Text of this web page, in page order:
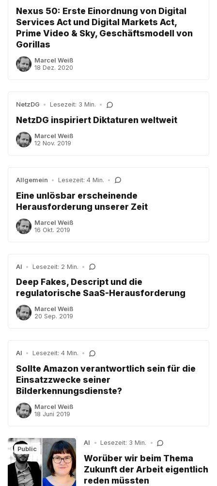
Nexus 50: Erste Einordnung von Digital
Services Act und Digital Markets Act,
Prime Video & Sky, Geschäftsmodell von
Gorillas
Marcel Weiß
18 Dez. 2020
NetzDG • Lesezeit: 3 Min. •
NetzDG inspiriert Diktaturen weltweit
Marcel Weiß
12 Nov. 2019
Allgemein • Lesezeit: 4 Min. •
Eine unlösbar erscheinende
Herausforderung unserer Zeit
Marcel Weiß
16 Okt. 2019
AI • Lesezeit: 2 Min. •
Deep Fakes, Descript und die
regulatorische SaaS-Herausforderung
Marcel Weiß
20 Sep. 2019
AI • Lesezeit: 4 Min. •
Sollte Amazon verantwortlich sein für die
Einsatzzwecke seiner
Bilderkennungsdienste?
Marcel Weiß
18 Juni 2019
Public
AI • Lesezeit: 3 Min. •
Worüber wir beim Thema
Zukunft der Arbeit eigentlich
reden müssten